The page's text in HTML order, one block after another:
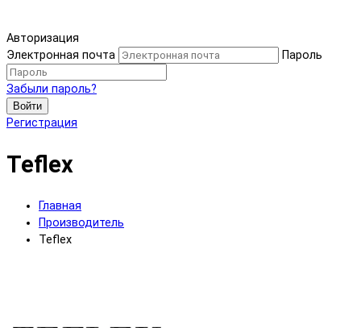
Авторизация
Электронная почта
Пароль
Забыли пароль?
Войти
Регистрация
Teflex
Главная
Производитель
Teflex